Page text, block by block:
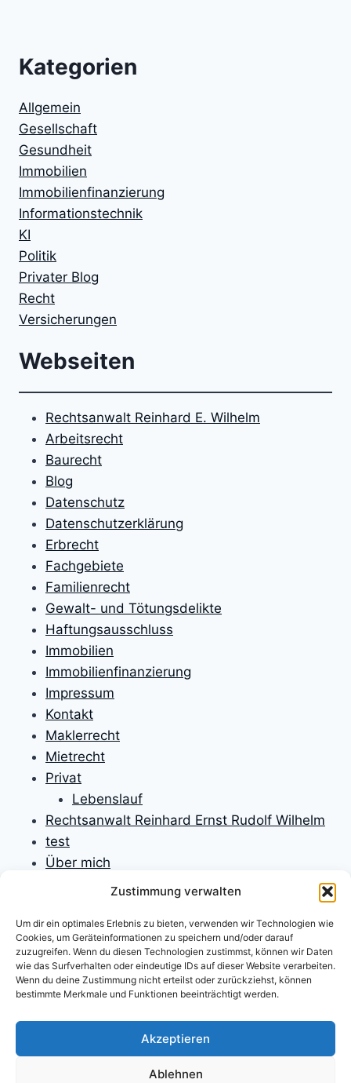
Zustimmung verwalten
Um dir ein optimales Erlebnis zu bieten, verwenden wir Technologien wie
Cookies, um Geräteinformationen zu speichern und/oder darauf
zuzugreifen. Wenn du diesen Technologien zustimmst, können wir Daten
wie das Surfverhalten oder eindeutige IDs auf dieser Website verarbeiten.
Wenn du deine Zustimmung nicht erteilst oder zurückziehst, können
bestimmte Merkmale und Funktionen beeinträchtigt werden.
Akzeptieren
Ablehnen
Kategorien
Allgemein
Gesellschaft
Gesundheit
Immobilien
Immobilienfinanzierung
Informationstechnik
KI
Politik
Privater Blog
Recht
Versicherungen
Webseiten
Rechtsanwalt Reinhard E. Wilhelm
Arbeitsrecht
Baurecht
Blog
Datenschutz
Datenschutzerklärung
Erbrecht
Fachgebiete
Familienrecht
Gewalt- und Tötungsdelikte
Haftungsausschluss
Immobilien
Immobilienfinanzierung
Impressum
Kontakt
Maklerrecht
Mietrecht
Privat
Lebenslauf
Rechtsanwalt Reinhard Ernst Rudolf Wilhelm
test
Über mich
Unfallversicherungen
Verfassungsrecht
Versicherungen
Versicherungsrecht
Willkommen
Zivilprozessrecht